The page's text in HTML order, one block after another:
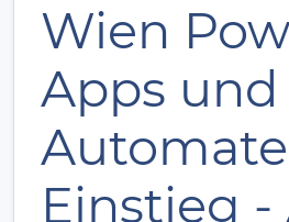
Wien
Apps und
Automate
Einstieg -